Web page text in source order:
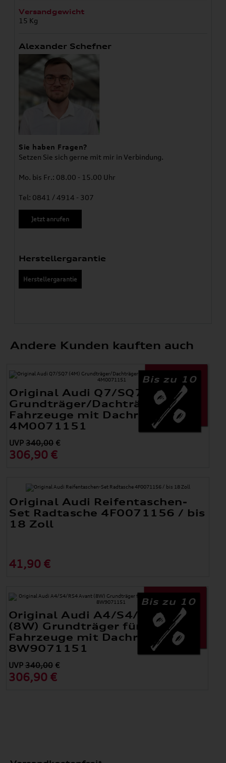
Versandgewicht
15 Kg
Alexander Schefner
Sie haben Fragen?
Setzen Sie sich gerne mit mir in Verbindung.
Mo. bis Fr.: 08.00 - 15.00 Uhr
Tel: 0841 / 4914 - 307
Jetzt anrufen
Herstellergarantie
Herstellergarantie
Andere Kunden kauften auch
Bis zu 10
Original Audi Q7/SQ7 (4M)
Grundträger/Dachträger für
Fahrzeuge mit Dachreling
4M0071151
UVP340,00 €
306,90 €
Original Audi Reifentaschen-
Set Radtasche 4F0071156 / bis
18 Zoll
41,90 €
Bis zu 10
Original Audi A4/S4/RS4 Avant
(8W) Grundträger für
Fahrzeuge mit Dachreling
8W9071151
UVP 340,00€
306,90 €